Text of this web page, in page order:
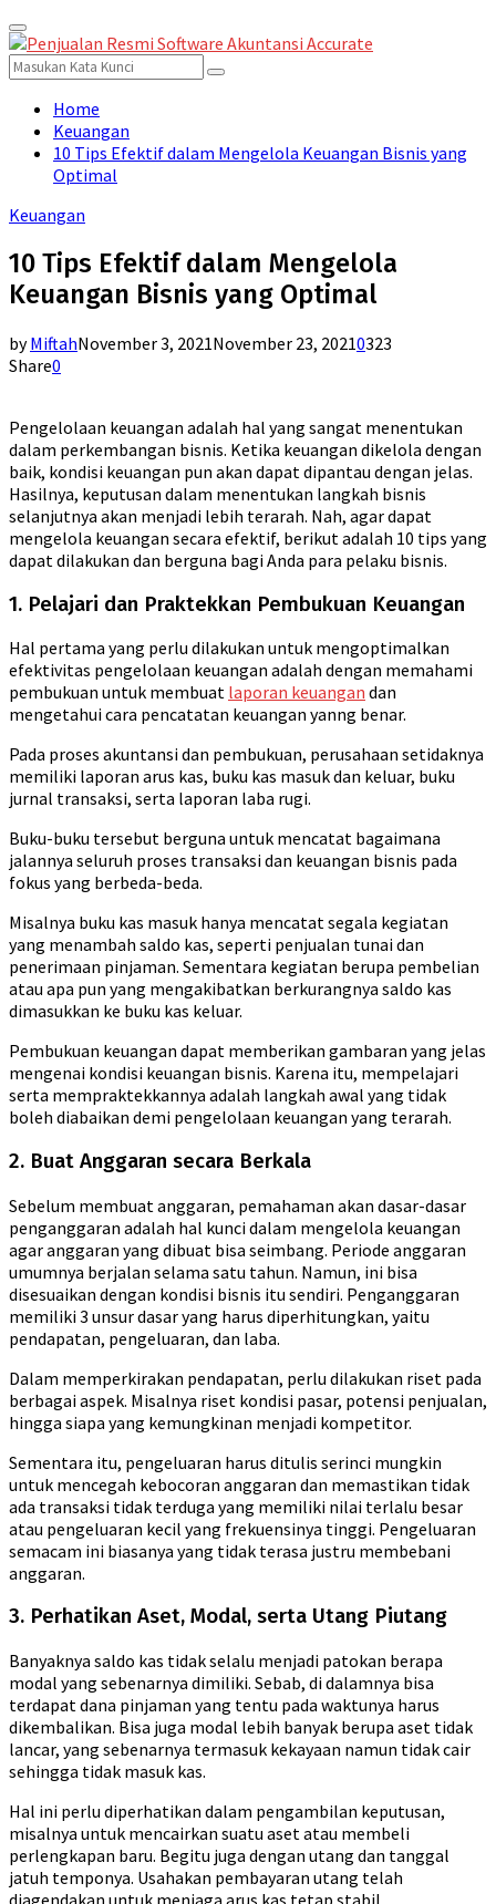
for:
Primary
Menu
Search
for:
Search
Home
Keuangan
10 Tips Efektif dalam Mengelola Keuangan Bisnis yang
Optimal
Keuangan
10 Tips Efektif dalam Mengelola
Keuangan Bisnis yang Optimal
byMiftahNovember 3, 2021November 23, 20210323
Share0
Pengelolaan keuangan adalah hal yang sangat menentukan
dalam perkembangan bisnis. Ketika keuangan dikelola dengan
baik, kondisi keuangan pun akan dapat dipantau dengan jelas.
Hasilnya, keputusan dalam menentukan langkah bisnis
selanjutnya akan menjadi lebih terarah. Nah, agar dapat
mengelola keuangan secara efektif, berikut adalah 10 tips yang
dapat dilakukan dan berguna bagi Anda para pelaku bisnis.
1. Pelajari dan Praktekkan Pembukuan Keuangan
Hal pertama yang perlu dilakukan untuk mengoptimalkan
efektivitas pengelolaan keuangan adalah dengan memahami
pembukuan untuk membuat laporan keuangan dan
mengetahui cara pencatatan keuangan yanng benar.
Pada proses akuntansi dan pembukuan, perusahaan setidaknya
memiliki laporan arus kas, buku kas masuk dan keluar, buku
jurnal transaksi, serta laporan laba rugi.
Buku-buku tersebut berguna untuk mencatat bagaimana
jalannya seluruh proses transaksi dan keuangan bisnis pada
fokus yang berbeda-beda.
Misalnya buku kas masuk hanya mencatat segala kegiatan
yang menambah saldo kas, seperti penjualan tunai dan
penerimaan pinjaman. Sementara kegiatan berupa pembelian
atau apa pun yang mengakibatkan berkurangnya saldo kas
dimasukkan ke buku kas keluar.
Pembukuan keuangan dapat memberikan gambaran yang jelas
mengenai kondisi keuangan bisnis. Karena itu, mempelajari
serta mempraktekkannya adalah langkah awal yang tidak
boleh diabaikan demi pengelolaan keuangan yang terarah.
2. Buat Anggaran secara Berkala
Sebelum membuat anggaran, pemahaman akan dasar-dasar
penganggaran adalah hal kunci dalam mengelola keuangan
agar anggaran yang dibuat bisa seimbang. Periode anggaran
umumnya berjalan selama satu tahun. Namun, ini bisa
disesuaikan dengan kondisi bisnis itu sendiri. Penganggaran
memiliki 3 unsur dasar yang harus diperhitungkan, yaitu
pendapatan, pengeluaran, dan laba.
Dalam memperkirakan pendapatan, perlu dilakukan riset pada
berbagai aspek. Misalnya riset kondisi pasar, potensi penjualan,
hingga siapa yang kemungkinan menjadi kompetitor.
Sementara itu, pengeluaran harus ditulis serinci mungkin
untuk mencegah kebocoran anggaran dan memastikan tidak
ada transaksi tidak terduga yang memiliki nilai terlalu besar
atau pengeluaran kecil yang frekuensinya tinggi. Pengeluaran
semacam ini biasanya yang tidak terasa justru membebani
anggaran.
3. Perhatikan Aset, Modal, serta Utang Piutang
Banyaknya saldo kas tidak selalu menjadi patokan berapa
modal yang sebenarnya dimiliki. Sebab, di dalamnya bisa
terdapat dana pinjaman yang tentu pada waktunya harus
dikembalikan. Bisa juga modal lebih banyak berupa aset tidak
lancar, yang sebenarnya termasuk kekayaan namun tidak cair
sehingga tidak masuk kas.
Hal ini perlu diperhatikan dalam pengambilan keputusan,
misalnya untuk mencairkan suatu aset atau membeli
perlengkapan baru. Begitu juga dengan utang dan tanggal
jatuh temponya. Usahakan pembayaran utang telah